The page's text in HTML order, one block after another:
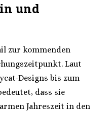
und
zur kommenden
Laut
Designs bis zum
dass sie
Jahreszeit in den